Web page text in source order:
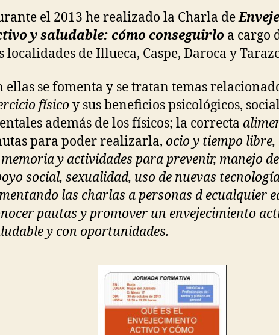
el 2013 he realizado la Charla de
y saludable: cómo conseguirlo a cargo
localidades de Illueca, Caspe, Daroca y
ellas se fomenta y se tratan temas
físicoy sus beneficios psicológicos,
además de los físicos; la correcta
para poder realizarla, ocio y tiempo libre,
y actividades para prevenir, manejo
social, sexualidad, uso de nuevas
las charlas a personas d ecualquier
pautas y promover un envejecimiento
y con oportunidades.